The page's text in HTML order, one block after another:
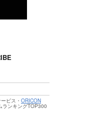
ビス・ ORICON
ランキングTOP300